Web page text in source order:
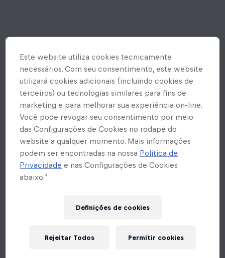
aqui
Este website utiliza cookies tecnicamente
necessários. Com seu consentimento, este website
utilizará cookies adicionais (incluindo cookies de
terceiros) ou tecnologias similares para fins de
marketing e para melhorar sua experiência on-line.
Você pode revogar seu consentimento por meio
das Configurações de Cookies no rodapé do
website a qualquer momento. Mais informações
podem ser encontradas na nossa Política de
Privacidade e nas Configurações de Cookies
abaixo.”
Definições de cookies
Rejeitar Todos Permitir cookies